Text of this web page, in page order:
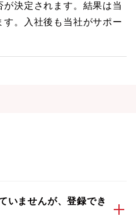
決定されます。結果は当
す。入社後も当社がサポー
いませんが、登録でき